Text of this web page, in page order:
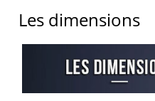
Les dimensions